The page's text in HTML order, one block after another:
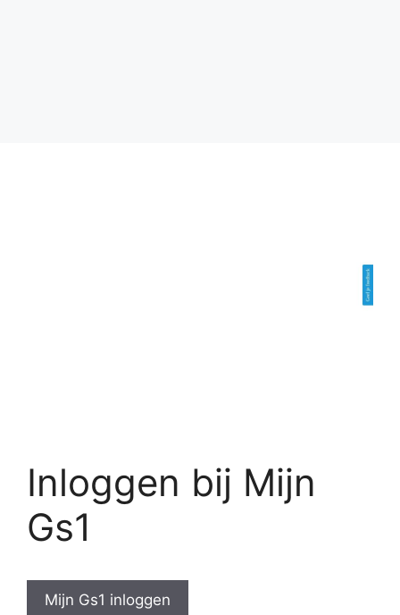
Inloggen bij Mijn
Gs1
Mijn Gs1 inloggen